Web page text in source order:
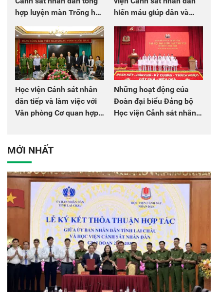
hợp luyện màn Trống hội
hiến máu giúp dân và
Học viện Cảnh sát nhân
dân tiếp và làm việc với
Văn phòng Cơ quan hợp
Những hoạt động của
Đoàn đại biểu Đảng bộ
Học viện Cảnh sát nhân
MỚI NHẤT